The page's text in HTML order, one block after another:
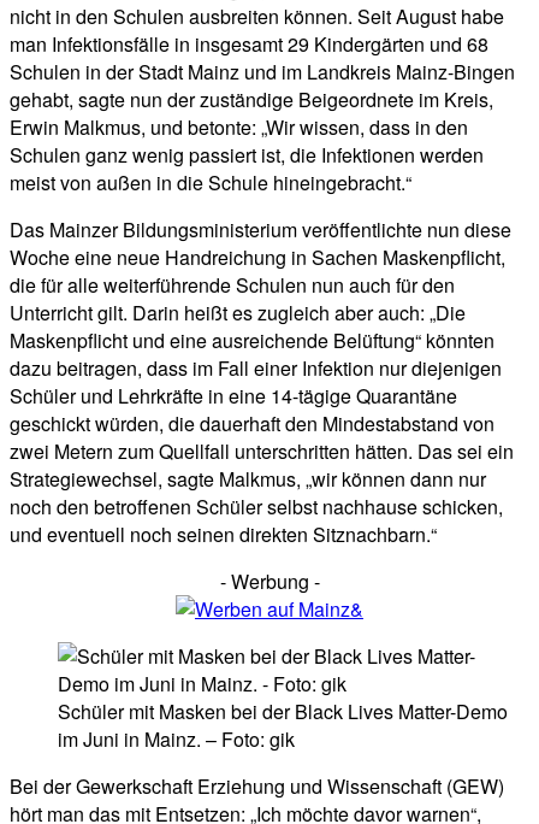
nicht in den Schulen ausbreiten können. Seit August habe
man Infektionsfälle in insgesamt 29 Kindergärten und 68
Schulen in der Stadt Mainz und im Landkreis Mainz-Bingen
gehabt, sagte nun der zuständige Beigeordnete im Kreis,
Erwin Malkmus, und betonte: „Wir wissen, dass in den
Schulen ganz wenig passiert ist, die Infektionen werden
meist von außen in die Schule hineingebracht.“
Das Mainzer Bildungsministerium veröffentlichte nun diese
Woche eine neue Handreichung in Sachen Maskenpflicht,
die für alle weiterführende Schulen nun auch für den
Unterricht gilt. Darin heißt es zugleich aber auch: „Die
Maskenpflicht und eine ausreichende Belüftung“ könnten
dazu beitragen, dass im Fall einer Infektion nur diejenigen
Schüler und Lehrkräfte in eine 14-tägige Quarantäne
geschickt würden, die dauerhaft den Mindestabstand von
zwei Metern zum Quellfall unterschritten hätten. Das sei ein
Strategiewechsel, sagte Malkmus, „wir können dann nur
noch den betroffenen Schüler selbst nachhause schicken,
und eventuell noch seinen direkten Sitznachbarn.“
- Werbung -
Schüler mit Masken bei der Black Lives Matter-Demo
im Juni in Mainz. – Foto: gik
Bei der Gewerkschaft Erziehung und Wissenschaft (GEW)
hört man das mit Entsetzen: „Ich möchte davor warnen“,